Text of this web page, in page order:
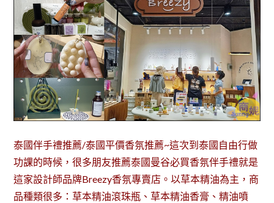
泰國伴手禮推薦/泰國平價香氛推薦~這次到泰國自由行做
功課的時候，很多朋友推薦泰國曼谷必買香氛伴手禮就是
這家設計師品牌Breezy香氛專賣店。以草本精油為主，商
品種類很多：草本精油滾珠瓶、草本精油香膏、精油噴